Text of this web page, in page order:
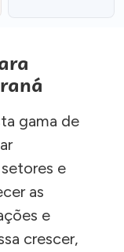
gama de
e
as
e
crescer,